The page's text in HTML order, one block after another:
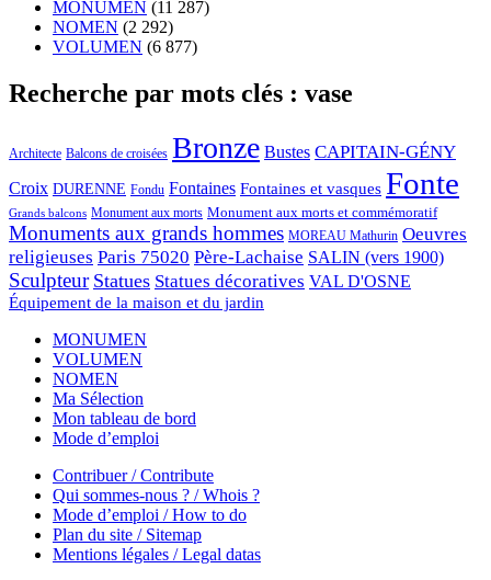
MONUMEN (11 287)
NOMEN (2 292)
VOLUMEN (6 877)
Recherche par mots clés : vase
Architecte Balcons de croisées Bronze Bustes CAPITAIN-GÉNY
Croix DURENNE Fondu Fontaines Fontaines et vasques Fonte
Grands balcons Monument aux morts Monument aux morts et commémoratif
Monuments aux grands hommes MOREAU Mathurin Oeuvres
religieuses Paris 75020 Père-Lachaise SALIN (vers 1900)
Sculpteur Statues Statues décoratives VAL D'OSNE
Équipement de la maison et du jardin
MONUMEN
VOLUMEN
NOMEN
Ma Sélection
Mon tableau de bord
Mode d’emploi
Contribuer / Contribute
Qui sommes-nous ? / Whois ?
Mode d’emploi / How to do
Plan du site / Sitemap
Mentions légales / Legal datas